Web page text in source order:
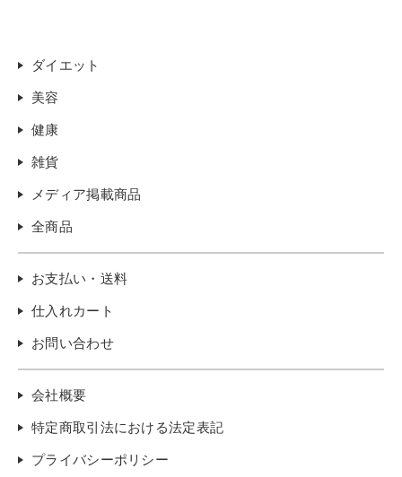
ダイエット
美容
健康
雑貨
メディア掲載商品
全商品
お支払い・送料
仕入れカート
お問い合わせ
会社概要
特定商取引法における法定表記
プライバシーポリシー